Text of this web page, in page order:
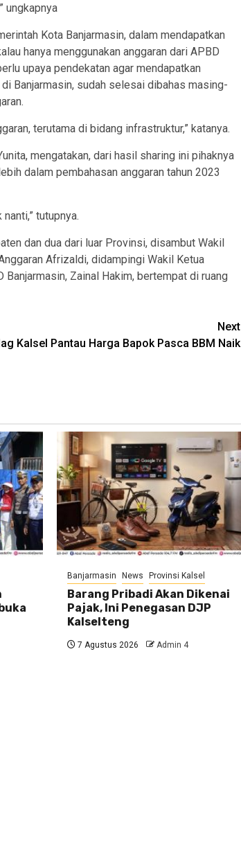
ungkapnya
Kota Banjarmasin, dalam mendapatkan
hanya menggunakan anggaran dari APBD
upaya pendekatan agar mendapatkan
Banjarmasin, sudah selesai dibahas masing-
terutama di bidang infrastruktur,” katanya.
mengatakan, dari hasil sharing ini pihaknya
dalam pembahasan anggaran tahun 2023
tutupnya.
dan dua dari luar Provinsi, disambut Wakil
Afrizaldi, didampingi Wakil Ketua
Zainal Hakim, bertempat di ruang
Next
Kalsel Pantau Harga Bapok Pasca BBM Naik
Banjarmasin News Provinsi Kalsel
Barang Pribadi Akan Dikenai
Pajak, Ini Penegasan DJP
Kalselteng
7 Agustus 2026 Admin 4